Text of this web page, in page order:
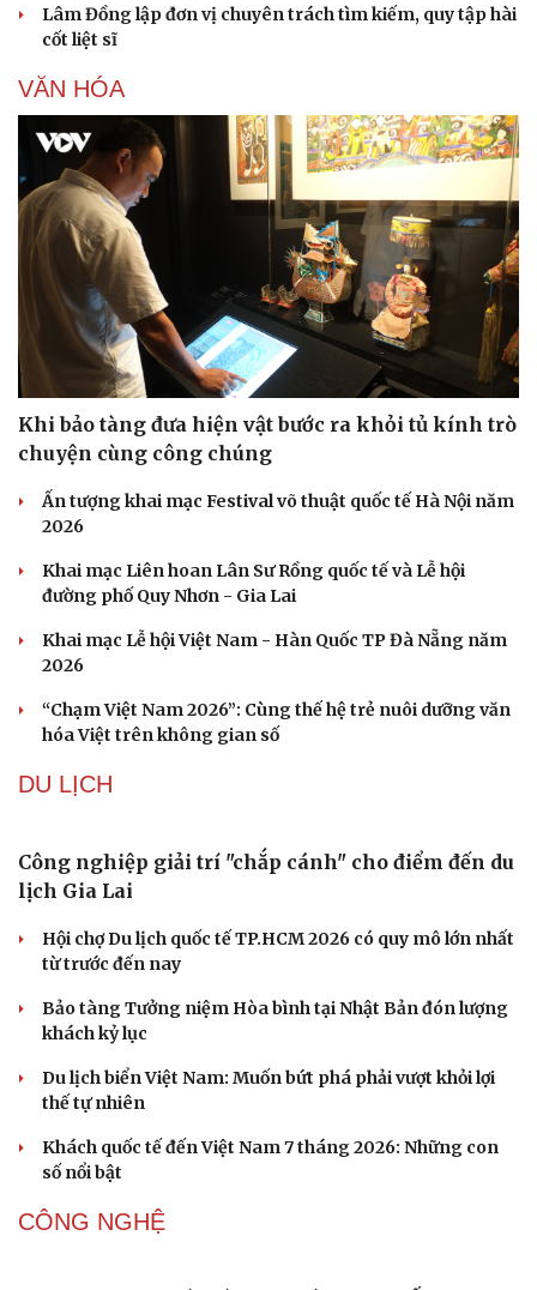
Dinh dưỡng - món ngon
Cây thuốc
Nhi khoa
Phòng mạch online
Ăn sạch sống khỏe
Nhà đẹp
Lâm Đồng lập đơn vị chuyên trách tìm kiếm, quy tập hài
cốt liệt sĩ
VĂN HÓA
Khi bảo tàng đưa hiện vật bước ra khỏi tủ kính trò
chuyện cùng công chúng
Ấn tượng khai mạc Festival võ thuật quốc tế Hà Nội năm
2026
Khai mạc Liên hoan Lân Sư Rồng quốc tế và Lễ hội
đường phố Quy Nhơn - Gia Lai
Khai mạc Lễ hội Việt Nam - Hàn Quốc TP Đà Nẵng năm
2026
“Chạm Việt Nam 2026”: Cùng thế hệ trẻ nuôi dưỡng văn
hóa Việt trên không gian số
DU LỊCH
Công nghiệp giải trí "chắp cánh" cho điểm đến du
lịch Gia Lai
từ trước đến nay